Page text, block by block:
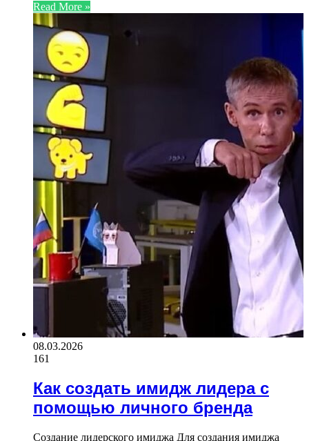
Read More »
08.03.2026
161
Как создать имидж лидера с
помощью личного бренда
Создание лидерского имиджа Для создания имиджа